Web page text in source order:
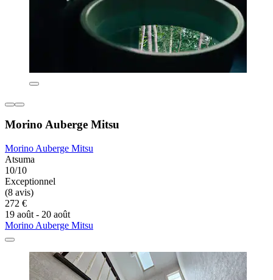
Morino Auberge Mitsu
Morino Auberge Mitsu
Atsuma
10/10
Exceptionnel
(8 avis)
272 €
19 août - 20 août
Morino Auberge Mitsu